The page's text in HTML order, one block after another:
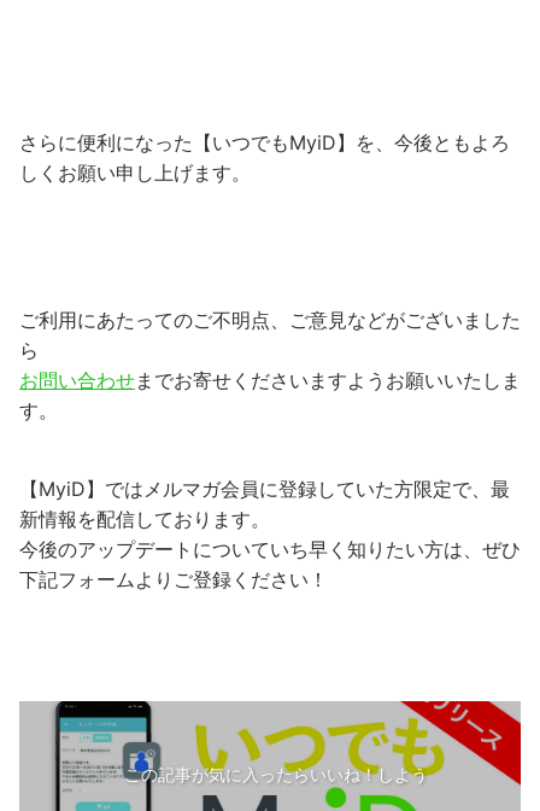
さらに便利になった【いつでもMyiD】を、今後ともよろ
しくお願い申し上げます。
ご利用にあたってのご不明点、ご意見などがございました
ら
お問い合わせまでお寄せくださいますようお願いいたしま
す。
【MyiD】ではメルマガ会員に登録していた方限定で、最
新情報を配信しております。
今後のアップデートについていち早く知りたい方は、ぜひ
下記フォームよりご登録ください！
この記事が気に入ったらいいね！しよう